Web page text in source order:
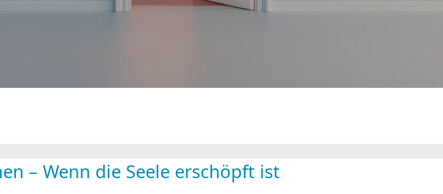
– Wenn die Seele erschöpft ist